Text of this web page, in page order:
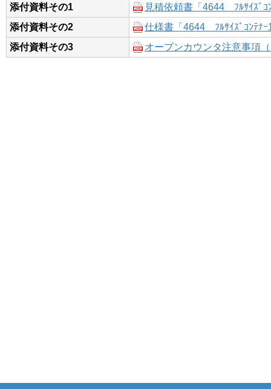
添付資料その1
見積依頼書「4644 ﾌﾙｻｲｽﾞｺ
添付資料その2
仕様書「4644 ﾌﾙｻｲｽﾞｺﾝﾃﾅｰ
添付資料その3
オープンカウンタ注意事項